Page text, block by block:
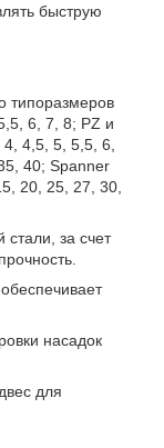
быструю
типоразмеров
6, 7, 8; PZ и
4,5, 5, 5,5, 6,
40; Spanner
20, 25, 27, 30,
за счет
насадок
для